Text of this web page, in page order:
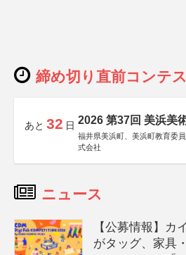
締め切り直前コンテ
あと 32 日 2026 第37回 美浜美
福井県美浜町、美浜町教育委
式会社
ニュース
【公募情報】カ
がタッグ、家具